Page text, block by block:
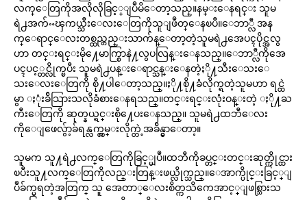
လက္ေတြကိုအလိုလိုခြင့္ျပဳမိေတာ့သည္။နမ္းေနရင္း သူမ
ရဲ႕အက်ႌၾကယ္သီးေလးေတြကိုသူျဖဳတ္ေနၿပီ။ေဘာ္လီ အန
က္ေရာင္ေလးတစ္ထည္တည္းသာက်န္ေတာ့တဲ့သူမရဲ႕အေပၚပိုင္အလွ
ဟာ တင္းရင္းမို႔ေမာက္စြာနဲ႔လွပလြန္းေနသည္။ေဘာ္လီကိုအေ
ပၚပင့္တင္လိုက္ၿပီး သူမရဲ႕ပန္းေရာင္သန္းေနတဲ့ႏို႔သီးေသးေ
သးေလးေတြကို စို႔ပါေတာ့သည္။ႏို႔စို႔ခံလိုက္ရတဲ့သူမဟာ ရင္ထဲ
မွာ ႏုံးခ်ိသြားသလိုခံစားေနရသည္။တင္းရင္းလုံးဝန္းတဲ့ ႏို႔ႀ
ကီးေတြကို ဆုတ္နယ္ရင္းစို႔ေပးေနသည္။ သူမရဲ႕ထဘီေလး
ကိုေျဖေလွ်ာ့ခ်ရန္လက္လွမ္းလိုက္တဲ့အခ်ိန္မွာေတာ့။
သူမက သူ႔ရဲ႕လက္ေတြကိုခြင့္မျပဳ။ထဘီကိုခပ္တင္းတင္းဆုတ္ကိုင္ထား
ၿပီးသူ႔လက္ေတြကိုလည္းတြန္းဖယ္လိုက္သည္။ေအာက္ပိုင္းခြင့္ျ
ပဳခ်က္မရတဲ့အတြက္ သူ အေတာ္ေလးစိတ္ကသိကေအာင့္ျဖစ္သြားသ